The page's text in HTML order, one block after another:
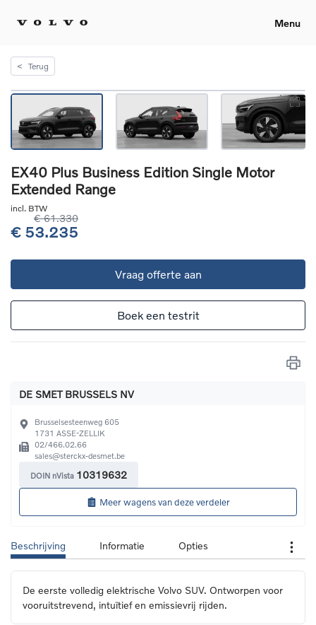
Menu
< Terug
EX40 Plus Business Edition Single Motor
Extended Range
incl. BTW
€ 61.330
€ 53.235
Vraag offerte aan
Boek een testrit
DE SMET BRUSSELS NV
Brusselsesteenweg 605
1731 ASSE-ZELLIK
02/466.02.66
sales@sterckx-desmet.be
DOIN nVista 10319632
Meer wagens van deze verdeler
Beschrijving Informatie Opties
De eerste volledig elektrische Volvo SUV. Ontworpen voor
vooruitstrevend, intuïtief en emissievrij rijden.